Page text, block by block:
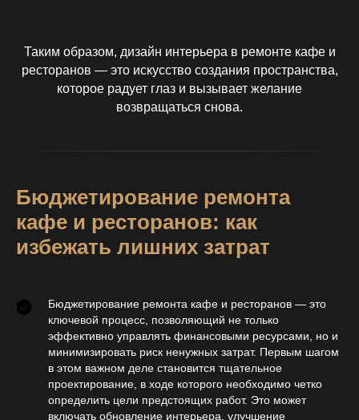
Таким образом, дизайн интерьера в ремонте кафе и
ресторанов — это искусство создания пространства,
которое радует глаз и вызывает желание
возвращаться снова.
Бюджетирование ремонта
кафе и ресторанов: как
избежать лишних затрат
Бюджетирование ремонта кафе и ресторанов — это
ключевой процесс, позволяющий не только
эффективно управлять финансовыми ресурсами, но и
минимизировать риск ненужных затрат. Первым шагом
в этом важном деле становится тщательное
проектирование, в ходе которого необходимо четко
определить цели предстоящих работ. Это может
включать обновление интерьера, улучшение